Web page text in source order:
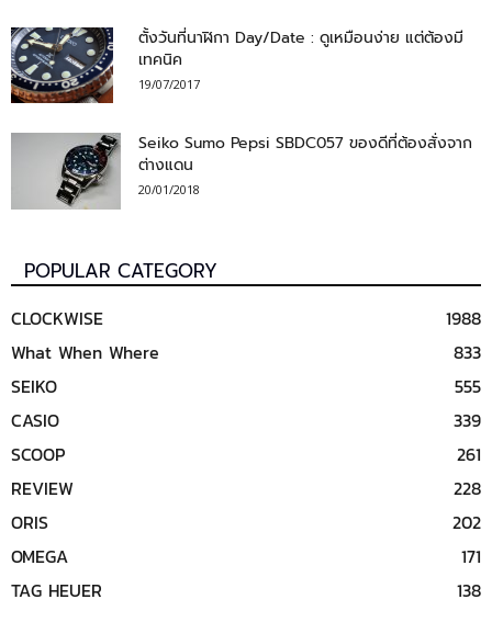
ตั้งวันที่นาฬิกา Day/Date : ดูเหมือนง่าย แต่ต้องมี
เทคนิค
19/07/2017
Seiko Sumo Pepsi SBDC057 ของดีที่ต้องสั่งจาก
ต่างแดน
20/01/2018
POPULAR CATEGORY
CLOCKWISE
1988
What When Where
833
SEIKO
555
CASIO
339
SCOOP
261
REVIEW
228
ORIS
202
OMEGA
171
TAG HEUER
138